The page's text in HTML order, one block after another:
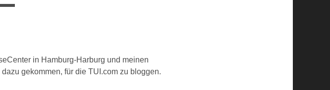
in Hamburg-Harburg und meinen
gekommen, für die TUI.com zu bloggen.